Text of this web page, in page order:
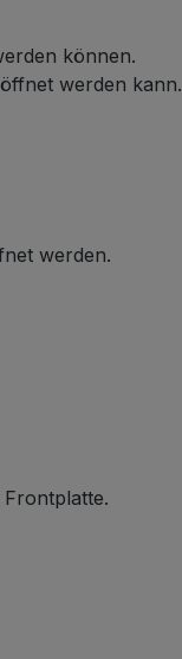
können.
werden kann.
werden.